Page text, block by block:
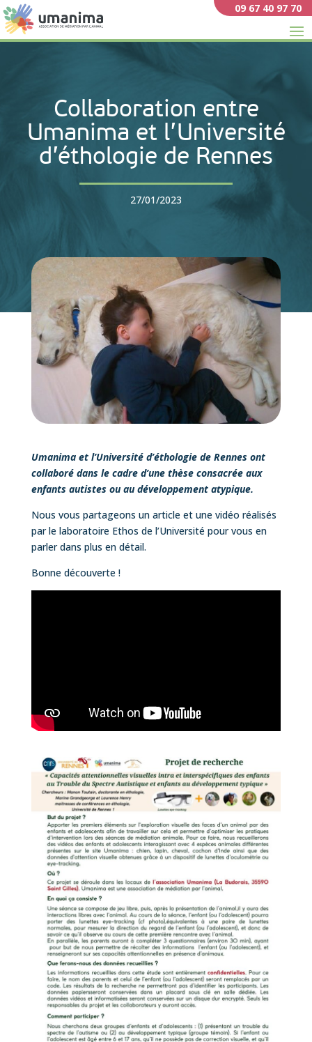
09 67 40 97 70
Collaboration entre
Umanima et l’Université
d’éthologie de Rennes
27/01/2023
Umanima et l’Université d’éthologie de Rennes ont
collaboré dans le cadre d’une thèse consacrée aux
enfants autistes ou au développement atypique.
Nous vous partageons un article et une vidéo réalisés
par le laboratoire Ethos de l’Université pour vous en
parler dans plus en détail.
Bonne découverte !